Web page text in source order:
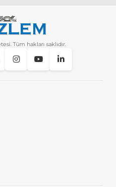
Tüm hakları saklıdır.